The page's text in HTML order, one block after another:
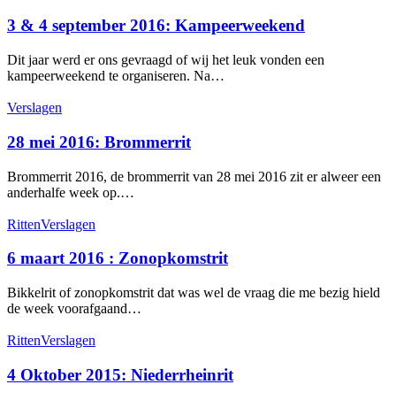
4
2016:
Kampeerweekend
3 & 4 september 2016: Kampeerweekend
Dit jaar werd er ons gevraagd of wij het leuk vonden een
kampeerweekend te organiseren. Na…
28
2016:
Brommerrit
Verslagen
28 mei 2016: Brommerrit
Brommerrit 2016, de brommerrit van 28 mei 2016 zit er alweer een
anderhalfe week op.…
6
2016
Zonopkomstrit
RittenVerslagen
6 maart 2016 : Zonopkomstrit
Bikkelrit of zonopkomstrit dat was wel de vraag die me bezig hield
de week voorafgaand…
4
2015:
Niederrheinrit
RittenVerslagen
4 Oktober 2015: Niederrheinrit